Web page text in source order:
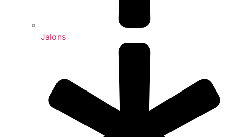
Jalons